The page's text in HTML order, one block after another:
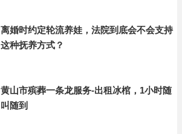
离婚时约定轮流养娃，法院到底会不会支持
这种抚养方式？
黄山市殡葬一条龙服务-出租冰棺，1小时随
叫随到